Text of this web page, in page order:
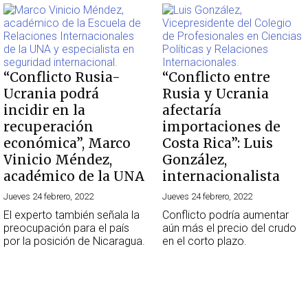
“Conflicto Rusia-
Ucrania podrá
incidir en la
recuperación
económica”, Marco
Vinicio Méndez,
académico de la UNA
Jueves 24 febrero, 2022
El experto también señala la
preocupación para el país
por la posición de Nicaragua.
“Conflicto entre
Rusia y Ucrania
afectaría
importaciones de
Costa Rica”: Luis
González,
internacionalista
Jueves 24 febrero, 2022
Conflicto podría aumentar
aún más el precio del crudo
en el corto plazo.